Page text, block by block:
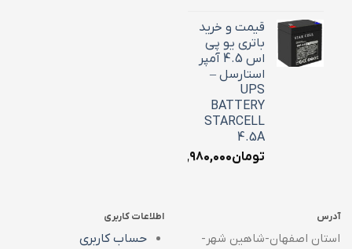
قیمت و خرید
باتری یو پی
اس 4.5 آمپر
استارسل –
UPS
BATTERY
STARCELL
4.5A
تومان۱,۹۸۰,۰۰۰
آدرس
استان اصفهان-شاهین شهر-
اطلاعات کاربری
حساب کاربری